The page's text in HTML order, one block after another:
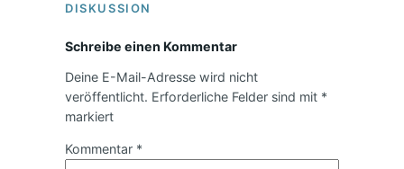
DISKUSSION
Schreibe einen Kommentar
Deine E-Mail-Adresse wird nicht
veröffentlicht. Erforderliche Felder sind mit *
markiert
Kommentar *